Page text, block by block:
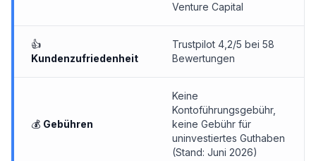
Venture Capital
👍
Kundenzufriedenheit
Trustpilot 4,2/5 bei 58
Bewertungen
💰 Gebühren
Keine
Kontoführungsgebühr,
keine Gebühr für
uninvestiertes Guthaben
(Stand: Juni 2026)